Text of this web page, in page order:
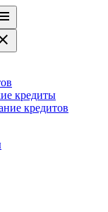
кредиты
кредитов